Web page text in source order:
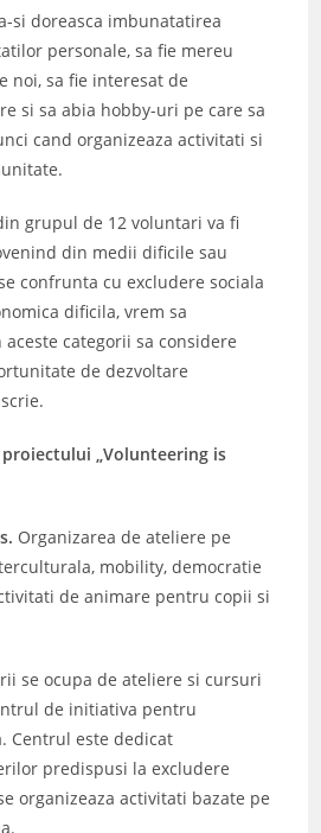
si doreasca imbunatatirea
personale, sa fie mereu
noi, sa fie interesat de
si sa abia hobby-uri pe care sa
cand organizeaza activitati si
grupul de 12 voluntari va fi
din medii dificile sau
confrunta cu excludere sociala
dificila, vrem sa
categorii sa considere
de dezvoltare
„Volunteering is
Organizarea de ateliere pe
mobility, democratie
de animare pentru copii si
se ocupa de ateliere si cursuri
de initiativa pentru
Centrul este dedicat
predispusi la excludere
organizeaza activitati bazate pe